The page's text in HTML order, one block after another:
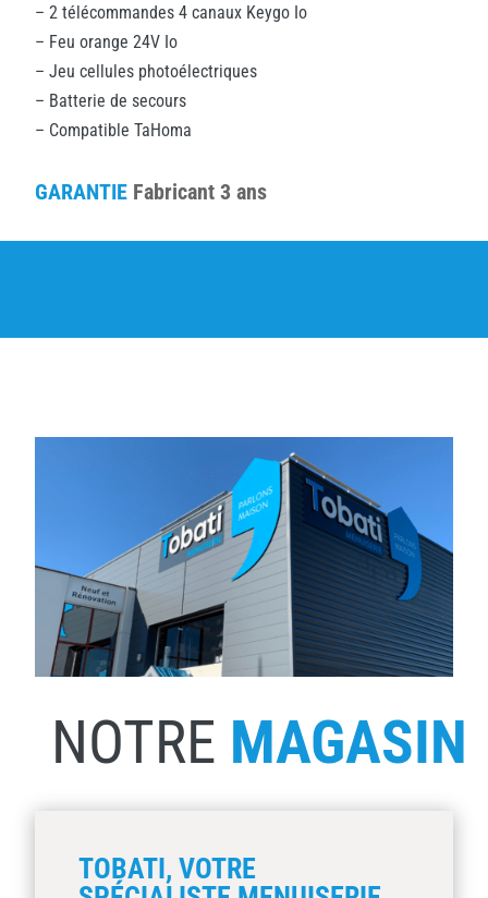
– 2 télécommandes 4 canaux Keygo Io
– Feu orange 24V Io
– Jeu cellules photoélectriques
– Batterie de secours
– Compatible TaHoma
GARANTIE Fabricant 3 ans
NOTRE MAGASIN
TOBATI, VOTRE